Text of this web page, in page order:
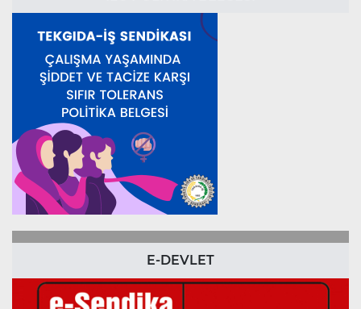
E-DEVLET